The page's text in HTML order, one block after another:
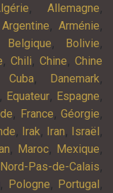
, Allemagne,
Argentine, Arménie,
Belgique, Bolivie,
, Chili, Chine, Chine
Cuba, Danemark,
, Equateur, Espagne,
, France,Géorgie,
, Irak, Iran, Israël ,
, Maroc, Mexique,
Nord-Pas-de-Calais,
, Pologne, Portugal ,